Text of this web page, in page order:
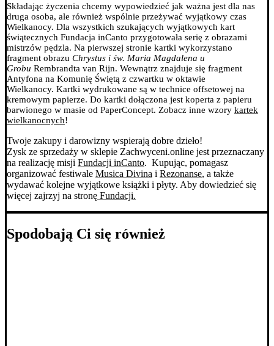
Składając życzenia chcemy wypowiedzieć jak ważna jest dla nas
druga osoba, ale również wspólnie przeżywać wyjątkowy czas
Wielkanocy. Dla wszystkich szukających wyjątkowych kart
świątecznych Fundacja inCanto przygotowała serię z obrazami
mistrzów pędzla. Na pierwszej stronie kartki wykorzystano
fragment obrazu Chrystus i św. Maria Magdalena u
Grobu Rembrandta van Rijn. Wewnątrz znajduje się fragment
Antyfona na Komunię Świętą z czwartku w oktawie
Wielkanocy. Kartki wydrukowane są w technice offsetowej na
kremowym papierze. Do kartki dołączona jest koperta z papieru
barwionego w masie od PaperConcept. Zobacz inne wzory kartek
wielkanocnych!
Twoje zakupy i darowizny wspierają dobre dzieło!
Zysk ze sprzedaży w sklepie Zachwyceni.online jest przeznaczany
na realizację misji Fundacji inCanto. Kupując, pomagasz
organizować festiwale Musica Divina i Rezonanse, a także
wydawać kolejne wyjątkowe książki i płyty. Aby dowiedzieć się
więcej zajrzyj na stronę Fundacji.
Spodobają Ci się również